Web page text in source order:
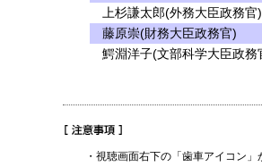
上杉謙太郎(外務大臣政務官)
藤原崇(財務大臣政務官)
鰐淵洋子(文部科学大臣政務
・視聴画面右下の「歯車アイコン